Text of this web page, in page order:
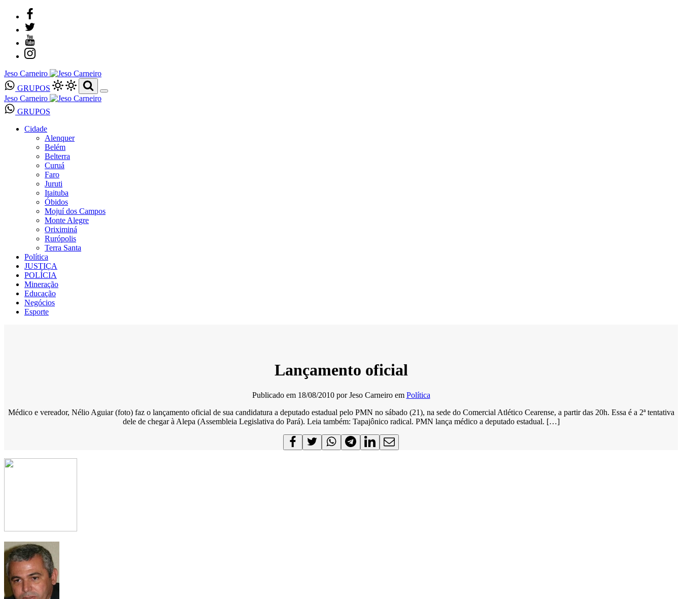
Jeso Carneiro
GRUPOS
Jeso Carneiro
GRUPOS
Cidade
Alenquer
Belém
Belterra
Curuá
Faro
Juruti
Itaituba
Óbidos
Mojuí dos Campos
Monte Alegre
Oriximiná
Rurópolis
Terra Santa
Política
JUSTIÇA
POLÍCIA
Mineração
Educação
Negócios
Esporte
Lançamento oficial
Publicado em 18/08/2010 porJeso Carneiro em Política
Médico e vereador, Nélio Aguiar (foto) faz o lançamento oficial de sua candidatura a deputado estadual pelo PMN no sábado (21), na sede do Comercial Atlético Cearense, a partir das 20h. Essa é a 2ª tentativa
dele de chegar à Alepa (Assembleia Legislativa do Pará). Leia também: Tapajônico radical. PMN lança médico a deputado estadual. […]